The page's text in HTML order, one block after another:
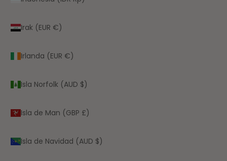
Irak (EUR €)
Irlanda (EUR €)
Isla Norfolk (AUD $)
Isla de Man (GBP £)
Isla de Navidad (AUD $)